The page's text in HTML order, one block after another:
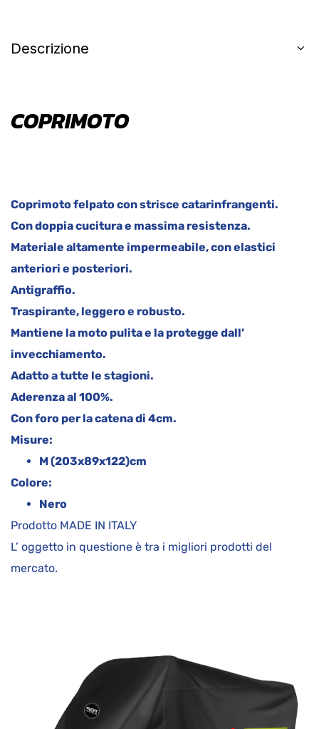
Descrizione
COPRIMOTO
Coprimoto felpato con strisce catarinfrangenti.
Con doppia cucitura e massima resistenza.
Materiale altamente impermeabile, con elastici
anteriori e posteriori.
Antigraffio.
Traspirante, leggero e robusto.
Mantiene la moto pulita e la protegge dall’
invecchiamento.
Adatto a tutte le stagioni.
Aderenza al 100%.
Con foro per la catena di 4cm.
Misure:
M (203x89x122)cm
Colore:
Nero
Prodotto MADE IN ITALY
L’ oggetto in questione è tra i migliori prodotti del
mercato.